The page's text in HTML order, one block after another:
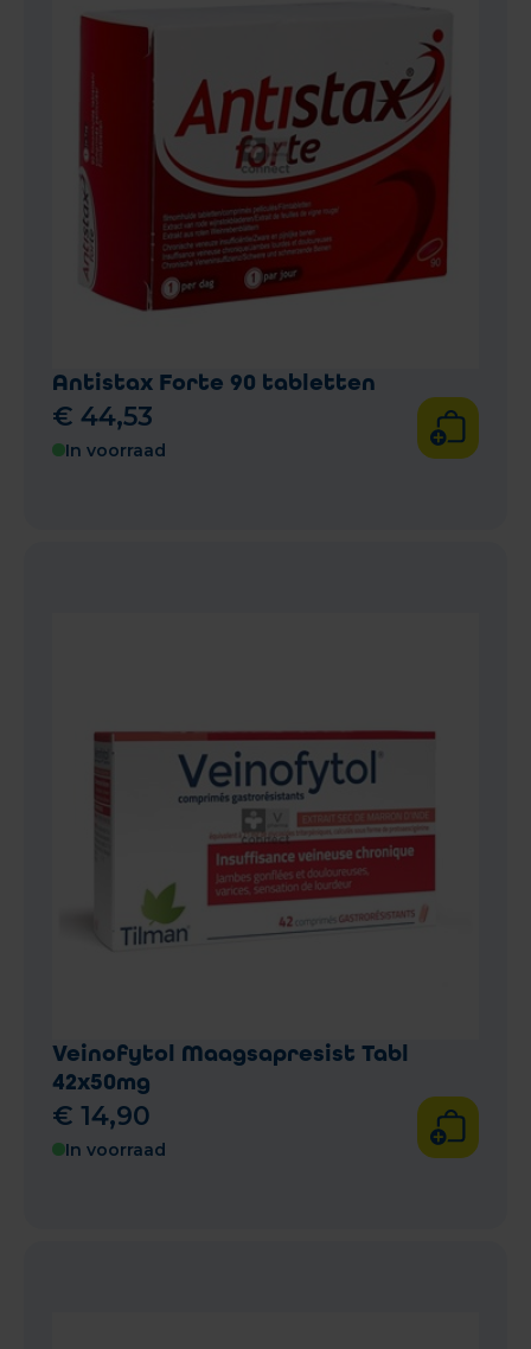
Antistax Forte 90 tabletten
€ 44,53
In voorraad
Veinofytol Maagsapresist Tabl
42x50mg
€ 14,90
In voorraad